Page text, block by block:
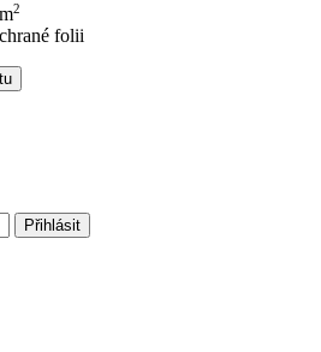
2
folii
Přihlásit